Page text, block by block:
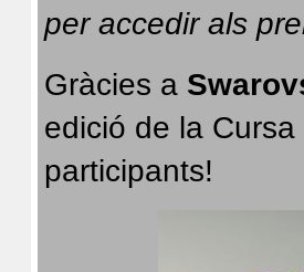
per accedir als
Gràcies a
edició de la
participants!